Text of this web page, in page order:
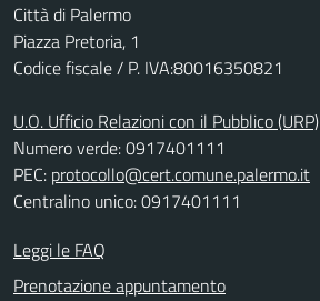
Città di Palermo
Piazza Pretoria, 1
Codice fiscale / P. IVA:80016350821
U.O. Ufficio Relazioni con il Pubblico (URP)
Numero verde: 0917401111
PEC: protocollo@cert.comune.palermo.it
Centralino unico: 0917401111
Leggi le FAQ
Prenotazione appuntamento